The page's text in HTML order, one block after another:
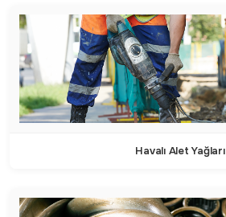
Havalı Alet Yağları